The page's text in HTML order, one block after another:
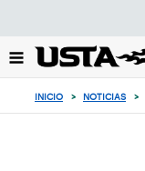
el
botón
INICIO > NOTICIAS >